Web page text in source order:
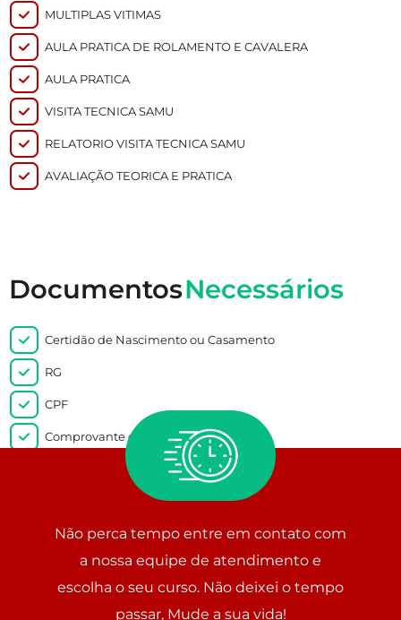
MULTIPLAS VITIMAS
AULA PRATICA DE ROLAMENTO E CAVALERA
AULA PRATICA
VISITA TECNICA SAMU
RELATORIO VISITA TECNICA SAMU
AVALIAÇÃO TEORICA E PRATICA
DocumentosNecessários
Certidão de Nascimento ou Casamento
RG
CPF
Comprovante de endereço
Histórico Escolar 2º Grau ou Declaração de conclusão de
Não perca tempo entre em contato com
a nossa equipe de atendimento e
escolha o seu curso. Não deixei o tempo
passar, Mude a sua vida!